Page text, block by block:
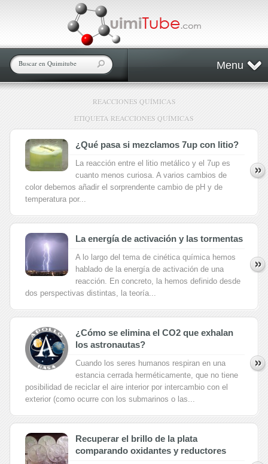
Menu
REACCIONES QUÍMICAS
ETIQUETA REACCIONES QUÍMICAS
¿Qué pasa si mezclamos 7up con litio?
La reacción entre el litio metálico y el 7up es
cuanto menos curiosa. A varios cambios de
color debemos añadir el sorprendente cambio de pH y de
temperatura por...
La energía de activación y las tormentas
A lo largo del tema de cinética química hemos
hablado de la energía de activación de una
reacción. En concreto, la hemos definido desde
dos perspectivas distintas, la teoría...
¿Cómo se elimina el CO2 que exhalan
los astronautas?
Cuando los seres humanos respiran en una
estancia cerrada herméticamente, que no tiene
posibilidad de reciclar el aire interior por intercambio con el
exterior (como ocurre con los submarinos o las...
Recuperar el brillo de la plata
comparando oxidantes y reductores